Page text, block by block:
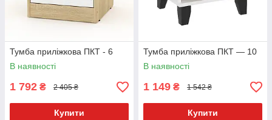
Тумба приліжкова ПКТ - 6
В наявності
1 792 ₴ 2 405 ₴
Купити
Тумба приліжкова ПКТ — 10
В наявності
1 149 ₴ 1 542 ₴
Купити